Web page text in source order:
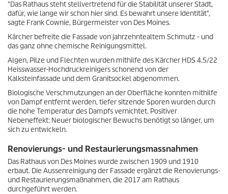
"Das Rathaus steht stellvertretend für die Stabilität unserer Stadt,
dafür, wie lange wir schon hier sind. Es bewahrt unsere Identität",
sagte Frank Cownie, Bürgermeister von Des Moines.
Kärcher befreite die Fassade von jahrzehntealtem Schmutz - und
das ganz ohne chemische Reinigungsmittel.
Algen, Pilze und Flechten wurden mithilfe des Kärcher HDS 4.5/22
Heisswasser-Hochdruckreinigers schonend von der
Kalksteinfassade und dem Granitsockel abgenommen.
Biologische Verschmutzungen an der Oberfläche konnten mithilfe
von Dampf entfernt werden, tiefer sitzende Sporen wurden durch
die hohe Temperatur des Dampfs vernichtet. Positiver
Nebeneffekt: Neuer biologischer Bewuchs benötigt so länger, um
sich zu entwickeln.
Renovierungs- und Restaurierungsmassnahmen
Das Rathaus von Des Moines wurde zwischen 1909 und 1910
erbaut. Die Aussenreinigung der Fassade ergänzt die Renovierungs-
und Restaurierungsmaßnahmen, die 2017 am Rathaus
durchgeführt werden.